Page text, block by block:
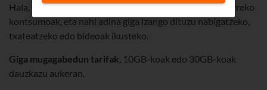
Hala, faktura berean bilduko dituzu finkoko eta mugikorreko
kontsumoak, eta nahi adina giga izango dituzu nabigatzeko,
txateatzeko edo bideoak ikusteko.
Giga mugagabedun tarifak, 10GB-koak edo 30GB-koak
dauzkazu aukeran.